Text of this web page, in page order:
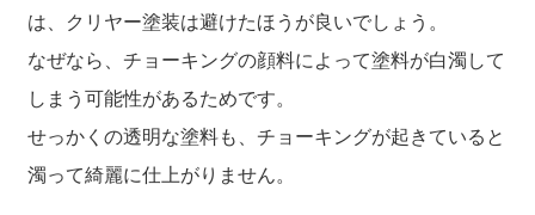
は、クリヤー塗装は避けたほうが良いでしょう。
なぜなら、チョーキングの顔料によって塗料が白濁して
しまう可能性があるためです。
せっかくの透明な塗料も、チョーキングが起きていると
濁って綺麗に仕上がりません。